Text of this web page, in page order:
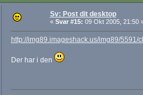
Sv: Post dit desktop
« Svar #15: 09 Okt 2005, 21:50
http://img89.imageshack.us/img89/5591/
Der har i den